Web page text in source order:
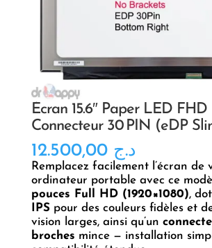
Écran 15.6″ Paper LED FHD
Connecteur 30 PIN (eDP
د.ج 12.500,00
Remplacez facilement l’écran de
ordinateur portable avec ce
pouces Full HD (1920×1080),
IPS pour des couleurs fidèles et
vision larges, ainsi qu’un
broches mince — installation